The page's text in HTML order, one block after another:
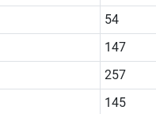
54
147
257
145